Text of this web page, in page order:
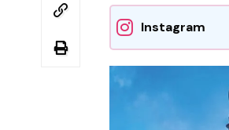
Instagram